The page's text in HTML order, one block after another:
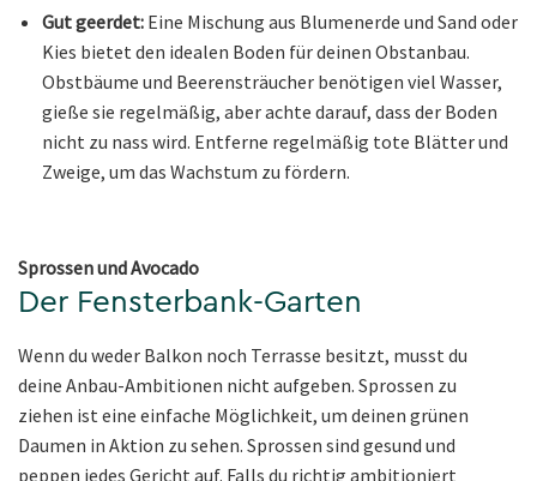
Gut geerdet: Eine Mischung aus Blumenerde und Sand oder
Kies bietet den idealen Boden für deinen Obstanbau.
Obstbäume und Beerensträucher benötigen viel Wasser,
gieße sie regelmäßig, aber achte darauf, dass der Boden
nicht zu nass wird. Entferne regelmäßig tote Blätter und
Zweige, um das Wachstum zu fördern.
Sprossen und Avocado
Der Fensterbank-Garten
Wenn du weder Balkon noch Terrasse besitzt, musst du
deine Anbau-Ambitionen nicht aufgeben. Sprossen zu
ziehen ist eine einfache Möglichkeit, um deinen grünen
Daumen in Aktion zu sehen. Sprossen sind gesund und
peppen jedes Gericht auf. Falls du richtig ambitioniert